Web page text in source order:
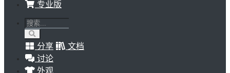
专业版
分享
文档
讨论
外观